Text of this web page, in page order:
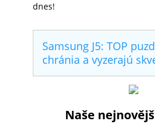
dnes!
Samsung J5: TOP
chránia a vyzerajú
Naše